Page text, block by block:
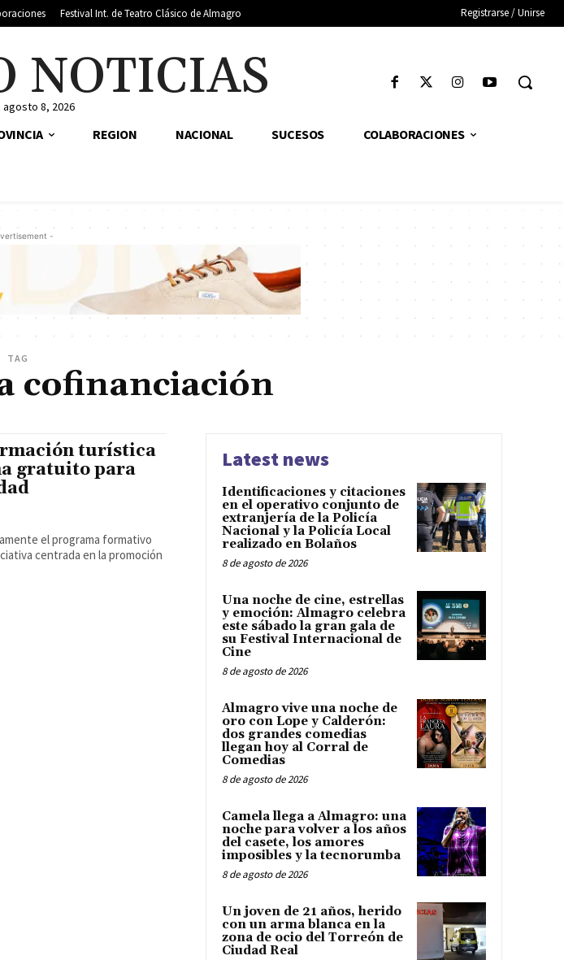
Festival Int. de Teatro Clásico de Almagro Registrarse / Unirse
NOTICIAS
8, 2026
REGION NACIONAL SUCESOS COLABORACIONES
-
TAG
cofinanciación
turística
gratuito para
el programa formativo
centrada en la promoción
Latest news
Identificaciones y citaciones
en el operativo conjunto de
extranjería de la Policía
Nacional y la Policía Local
realizado en Bolaños
8 de agosto de 2026
Una noche de cine, estrellas
y emoción: Almagro celebra
este sábado la gran gala de
su Festival Internacional de
Cine
8 de agosto de 2026
Almagro vive una noche de
oro con Lope y Calderón:
dos grandes comedias
llegan hoy al Corral de
Comedias
8 de agosto de 2026
Camela llega a Almagro: una
noche para volver a los años
del casete, los amores
imposibles y la tecnorumba
8 de agosto de 2026
Un joven de 21 años, herido
con un arma blanca en la
zona de ocio del Torreón de
Ciudad Real